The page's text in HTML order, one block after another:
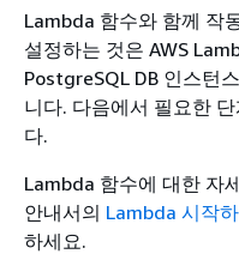
Lambda 함수와 함께 작
설정하는 것은 AWS
PostgreSQL DB 인스턴스
니다. 다음에서 필요한
다.
Lambda 함수에 대한 자
안내서의 Lambda 시작
하세요.